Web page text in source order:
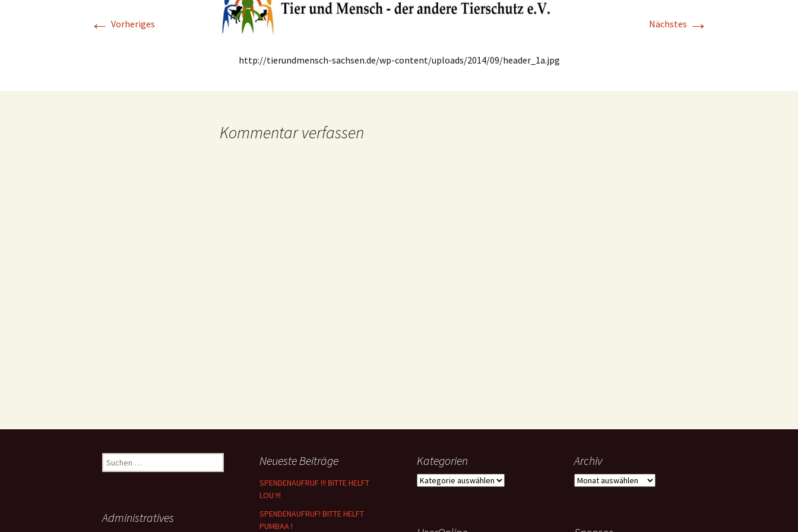
Links
← Vorheriges Nächstes →
http://tierundmensch-sachsen.de/wp-content/uploads/2014/09/header_1a.jpg
Kommentar verfassen
Suchen
nach:
Neueste Beiträge
SPENDENAUFRUF !!! BITTE HELFT
LOU !!!
SPENDENAUFRUF! BITTE HELFT
PUMBAA !
Kategorien
Kategorien
Archiv
Archiv
Administratives